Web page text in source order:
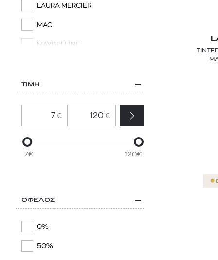
LAURA MERCIER
MAC
MAYBELLINE
SISLEY PARIS
ΤΙΜΗ
€ €
7€ 120€
ΟΦΕΛΟΣ
0%
50%